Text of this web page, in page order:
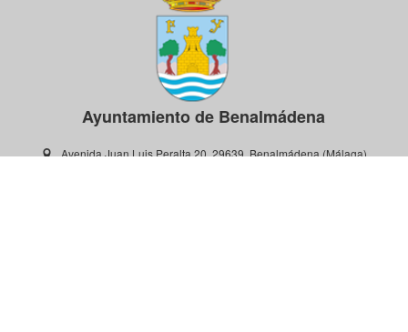
Ayuntamiento de Benalmádena
Avenida Juan Luis Peralta 20, 29639, Benalmádena (Málaga)